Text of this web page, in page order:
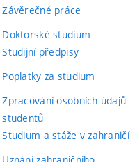
Závěrečné práce
Doktorské studium
Studijní předpisy
Poplatky za studium
Zpracování osobních údajů
studentů
Studium a stáže v zahraničí